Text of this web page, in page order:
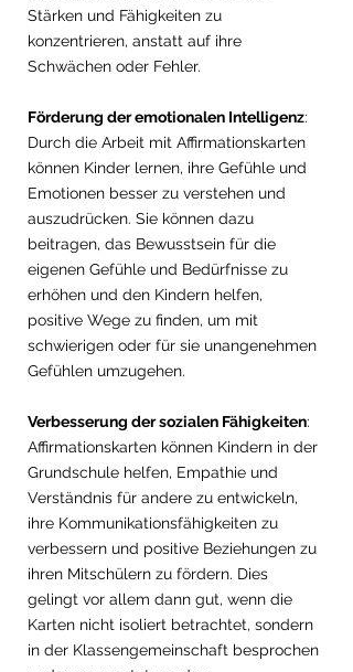
Stärken und Fähigkeiten zu
konzentrieren, anstatt auf ihre
Schwächen oder Fehler.
Förderung der emotionalen Intelligenz:
Durch die Arbeit mit Affirmationskarten
können Kinder lernen, ihre Gefühle und
Emotionen besser zu verstehen und
auszudrücken. Sie können dazu
beitragen, das Bewusstsein für die
eigenen Gefühle und Bedürfnisse zu
erhöhen und den Kindern helfen,
positive Wege zu finden, um mit
schwierigen oder für sie unangenehmen
Gefühlen umzugehen.
Verbesserung der sozialen Fähigkeiten:
Affirmationskarten können Kindern in der
Grundschule helfen, Empathie und
Verständnis für andere zu entwickeln,
ihre Kommunikationsfähigkeiten zu
verbessern und positive Beziehungen zu
ihren Mitschülern zu fördern. Dies
gelingt vor allem dann gut, wenn die
Karten nicht isoliert betrachtet, sondern
in der Klassengemeinschaft besprochen